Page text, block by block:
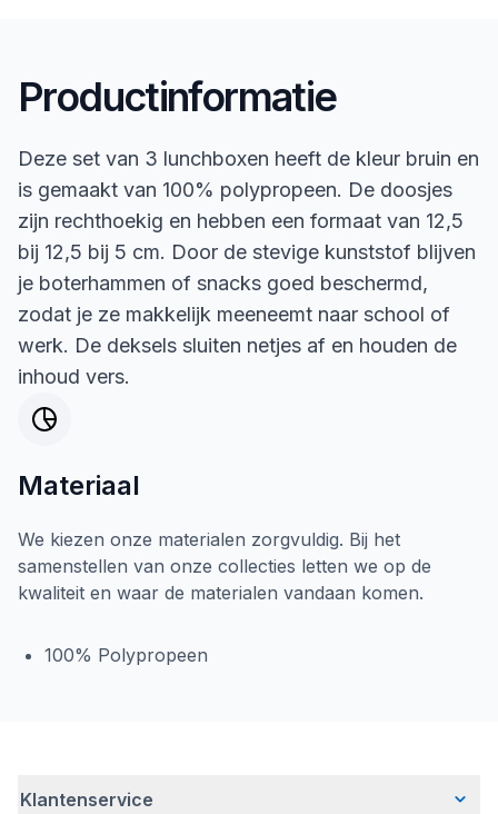
Productinformatie
Deze set van 3 lunchboxen heeft de kleur bruin en
is gemaakt van 100% polypropeen. De doosjes
zijn rechthoekig en hebben een formaat van 12,5
bij 12,5 bij 5 cm. Door de stevige kunststof blijven
je boterhammen of snacks goed beschermd,
zodat je ze makkelijk meeneemt naar school of
werk. De deksels sluiten netjes af en houden de
inhoud vers.
Materiaal
We kiezen onze materialen zorgvuldig. Bij het
samenstellen van onze collecties letten we op de
kwaliteit en waar de materialen vandaan komen.
100% Polypropeen
Klantenservice